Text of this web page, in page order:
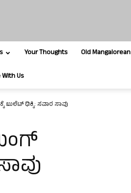
Your Thoughts Old Mangalorean
Us
ಬುಲೆಟ್ ಢಿಕ್ಕಿ: ಸವಾರ ಸಾವು